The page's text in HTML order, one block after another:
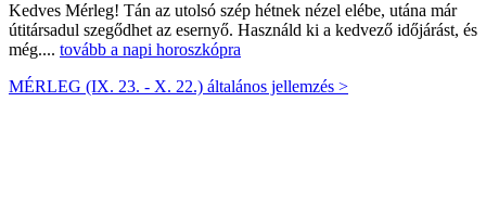
Kedves Mérleg! Tán az utolsó szép hétnek nézel elébe, utána már
útitársadul szegődhet az esernyő. Használd ki a kedvező időjárást, és
még.... tovább a napi horoszkópra
MÉRLEG (IX. 23. - X. 22.) általános jellemzés >